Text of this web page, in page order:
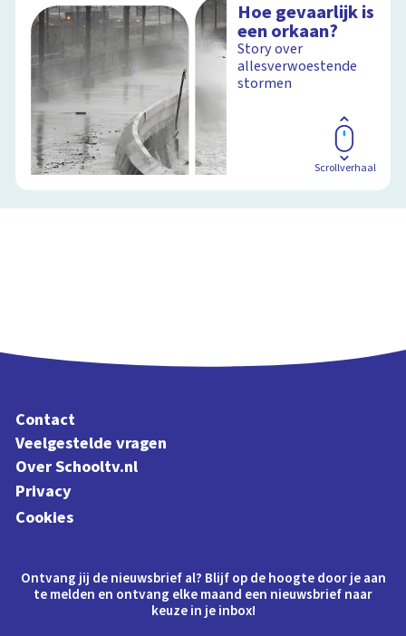
Hoe gevaarlijk is
een orkaan?
Story over
allesverwoestende
stormen
Scrollverhaal
Contact
Veelgestelde vragen
Over Schooltv.nl
Privacy
Cookies
Ontvang jij de nieuwsbrief al? Blijf op de hoogte door je aan
te melden en ontvang elke maand een nieuwsbrief naar
keuze in je inbox!